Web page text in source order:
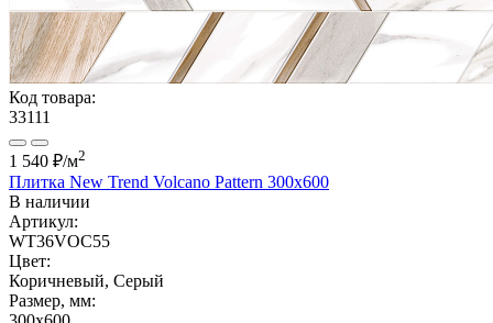
Код товара:
33111
1 540 ₽/м2
Плитка New Trend Volcano Pattern 300x600
В наличии
Артикул:
WT36VOC55
Цвет:
Коричневый, Серый
Размер, мм: